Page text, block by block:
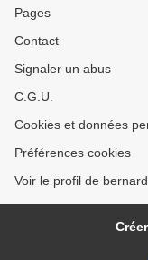
Pages
Contact
Signaler un abus
C.G.U.
Cookies et données
Préférences cookies
Voir le profil de